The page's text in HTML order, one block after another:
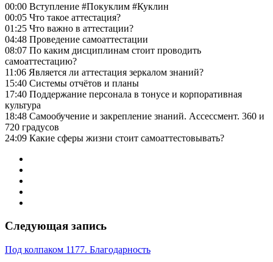
00:00 Вступление #Покуклим #Куклин
00:05 Что такое аттестация?
01:25 Что важно в аттестации?
04:48 Проведение самоаттестации
08:07 По каким дисциплинам стоит проводить
самоаттестацию?
11:06 Является ли аттестация зеркалом знаний?
15:40 Системы отчётов и планы
17:40 Поддержание персонала в тонусе и корпоративная
культура
18:48 Самообучение и закрепление знаний. Ассессмент. 360 и
720 градусов
24:09 Какие сферы жизни стоит самоаттестовывать?
Следующая запись
Под колпаком 1177. Благодарность